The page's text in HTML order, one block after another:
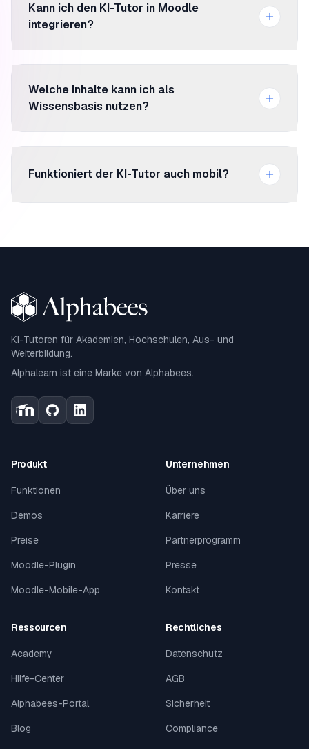
Praxisbeispielen, personalisierten Übungen und klaren
Kann ich den KI-Tutor in Moodle
integrieren?
Welche Inhalte kann ich als
Wissensbasis nutzen?
Fragen dann auf Basis dieser freigegebenen Inhalte.
Funktioniert der KI-Tutor auch mobil?
passende Setup eingesetzt wird.
KI-Tutoren für Akademien, Hochschulen, Aus- und
Weiterbildung.
Alphalearn ist eine Marke von Alphabees.
Produkt
Funktionen
Demos
Preise
Moodle-Plugin
Moodle-Mobile-App
Unternehmen
Über uns
Karriere
Partnerprogramm
Presse
Kontakt
Ressourcen
Academy
Hilfe-Center
Alphabees-Portal
Blog
Rechtliches
Datenschutz
AGB
Sicherheit
Compliance